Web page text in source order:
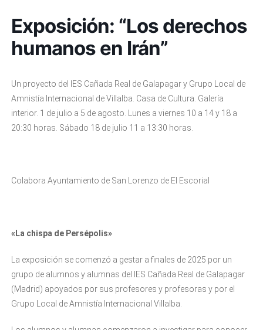
Exposición: “Los derechos
humanos en Irán”
Un proyecto del IES Cañada Real de Galapagar y Grupo Local de
Amnistía Internacional de Villalba. Casa de Cultura. Galería
interior. 1 de julio a 5 de agosto. Lunes a viernes 10 a 14 y 18 a
20:30 horas. Sábado 18 de julio 11 a 13:30 horas.
Colabora Ayuntamiento de San Lorenzo de El Escorial
«La chispa de Persépolis»
La exposición se comenzó a gestar a finales de 2025 por un
grupo de alumnos y alumnas del IES Cañada Real de Galapagar
(Madrid) apoyados por sus profesores y profesoras y por el
Grupo Local de Amnistía Internacional Villalba.